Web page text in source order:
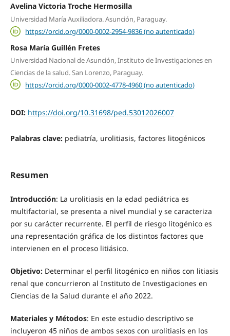
Avelina Victoria Troche Hermosilla
Universidad María Auxiliadora. Asunción, Paraguay.
https://orcid.org/0000-0002-2954-9836 (no autenticado)
Rosa María Guillén Fretes
Universidad Nacional de Asunción, Instituto de Investigaciones en
Ciencias de la salud. San Lorenzo, Paraguay.
https://orcid.org/0000-0002-4778-4960 (no autenticado)
DOI: https://doi.org/10.31698/ped.53012026007
Palabras clave: pediatría, urolitiasis, factores litogénicos
Resumen
Introducción: La urolitiasis en la edad pediátrica es
multifactorial, se presenta a nivel mundial y se caracteriza
por su carácter recurrente. El perfil de riesgo litogénico es
una representación gráfica de los distintos factores que
intervienen en el proceso litiásico.
Objetivo:Determinar el perfil litogénico en niños con litiasis
renal que concurrieron al Instituto de Investigaciones en
Ciencias de la Salud durante el año 2022.
Materiales y Métodos: En este estudio descriptivo se
incluyeron 45 niños de ambos sexos con urolitiasis en los